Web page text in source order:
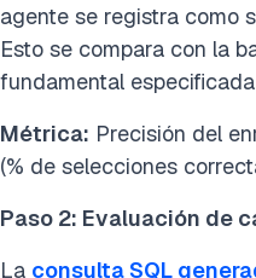
agente se registra como
Esto se compara con la
fundamental
Métrica: Precisión del
(% de selecciones
Paso 2: Evaluación de
La consulta SQL